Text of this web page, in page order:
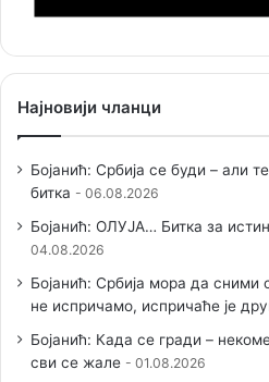
Најновији чланци
Бојанић: Србија се буди – али
битка
06.08.2026
Бојанић: ОЛУЈА… Битка за
04.08.2026
Бојанић: Србија мора да сними
не испричамо, испричаће је
Бојанић: Када се гради –
сви се жале
01.08.2026